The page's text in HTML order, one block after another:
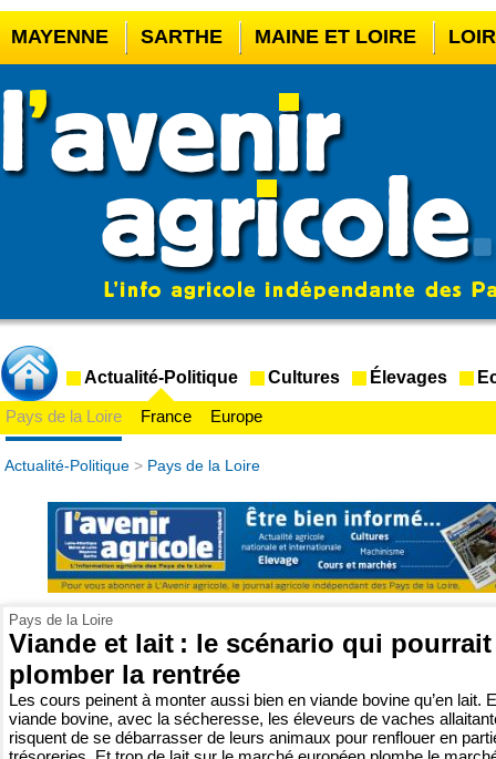
MAYENNE SARTHE MAINE ET LOIRE
CASINO EN LIGNE MEILLEUR BOOKMAKER
CASINO EN LIGNE FRANCE LÉGAL
CRYPTO CASINO
Actualité-Politique Cultures Élevages
Pays de la Loire France Europe
Actualité-Politique > Pays de la Loire
Pays de la Loire
Viande et lait : le scénario qui pourrait
plomber la rentrée
Les cours peinent à monter aussi bien en viande bovine qu’en lait.
viande bovine, avec la sécheresse, les éleveurs de vaches
risquent de se débarrasser de leurs animaux pour renflouer en